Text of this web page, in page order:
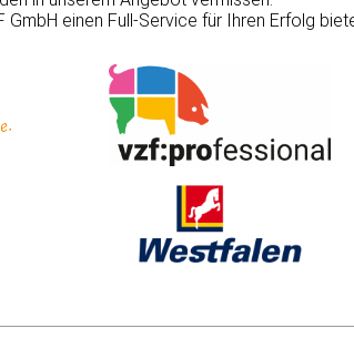
GmbH einen Full-Service für Ihren Erfolg